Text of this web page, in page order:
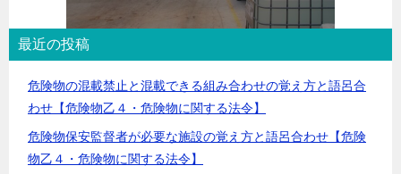
最近の投稿
危険物の混載禁止と混載できる組み合わせの覚え方と語呂合
わせ【危険物乙４・危険物に関する法令】
危険物保安監督者が必要な施設の覚え方と語呂合わせ【危険
物乙４・危険物に関する法令】